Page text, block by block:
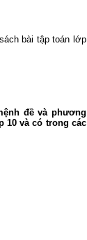
bài tập toán lớp
đề và phương
10 và có trong các